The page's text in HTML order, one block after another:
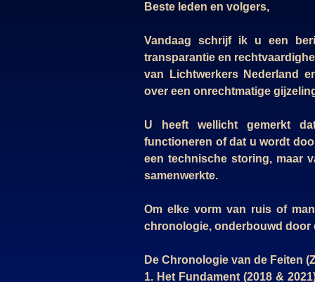
Beste leden en volgers,
Vandaag schrijf ik u een
transparantie en
van Lichtwerkers Nederland
over een onrechtmatige
U heeft wellicht gemerkt
functioneren of dat u wordt
een technische storing, maar
samenwerkte.
Om elke vorm van ruis of
chronologie, onderbouwd door
De Chronologie van de Feiten
1. Het Fundament (2018 &